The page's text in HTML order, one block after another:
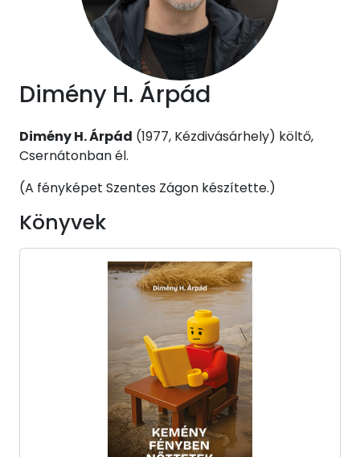
Dimény H. Árpád
Dimény H. Árpád (1977, Kézdivásárhely) költő,
Csernátonban él.
(A fényképet Szentes Zágon készítette.)
Könyvek